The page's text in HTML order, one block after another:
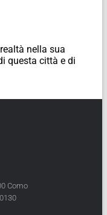
nella sua
questa città e di
Como